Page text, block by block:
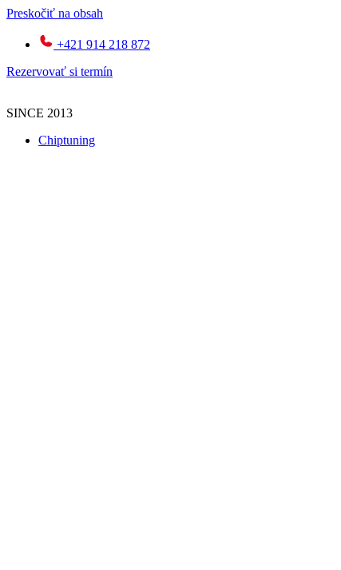
Preskočiť na obsah
+421 914 218 872
Rezervovať si termín
SINCE 2013
Chiptuning